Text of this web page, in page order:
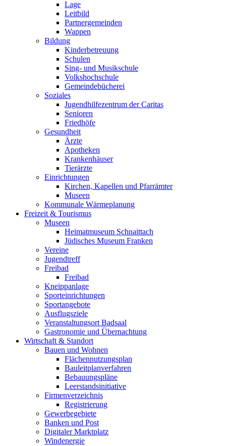
Lage
Leitbild
Partnergemeinden
Wappen
Bildung
Kinderbetreuung
Schulen
Sing- und Musikschule
Volkshochschule
Gemeindebücherei
Soziales
Jugendhilfezentrum der Caritas
Senioren
Friedhöfe
Gesundheit
Ärzte
Apotheken
Krankenhäuser
Tierärzte
Einrichtungen
Kirchen, Kapellen und Pfarrämter
Museen
Kommunale Wärmeplanung
Freizeit & Tourismus
Museen
Heimatmuseum Schnaittach
Jüdisches Museum Franken
Vereine
Jugendtreff
Freibad
Freibad
Kneippanlage
Sporteinrichtungen
Sportangebote
Ausflugsziele
Veranstaltungsort Badsaal
Gastronomie und Übernachtung
Wirtschaft & Standort
Bauen und Wohnen
Flächennutzungsplan
Bauleitplanverfahren
Bebauungspläne
Leerstandsinitiative
Firmenverzeichnis
Registrierung
Gewerbegebiete
Banken und Post
Digitaler Marktplatz
Windenergie